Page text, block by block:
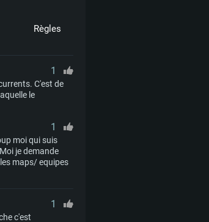
Règles
1
C'est de
le
1
moi qui suis
je demande
maps/ equipes
1
c'est